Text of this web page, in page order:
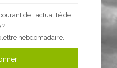
de l'actualité de
?
hebdomadaire.